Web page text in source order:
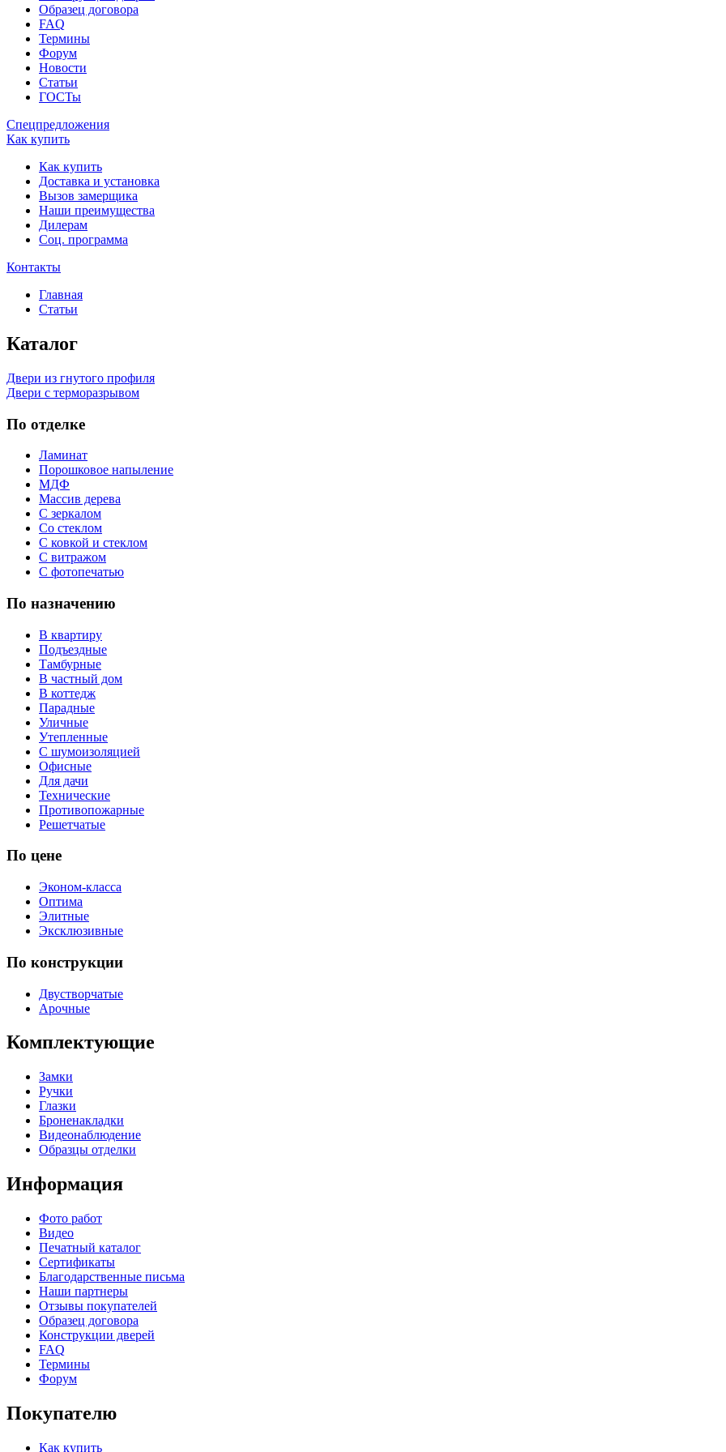
Образец договора
FAQ
Термины
Форум
Новости
Статьи
ГОСТы
Спецпредложения
Как купить
Как купить
Доставка и установка
Вызов замерщика
Наши преимущества
Дилерам
Соц. программа
Контакты
Главная
Статьи
Каталог
Двери из гнутого профиля
Двери с терморазрывом
По отделке
Ламинат
Порошковое напыление
МДФ
Массив дерева
С зеркалом
Со стеклом
С ковкой и стеклом
С витражом
С фотопечатью
По назначению
В квартиру
Подъездные
Тамбурные
В частный дом
В коттедж
Парадные
Уличные
Утепленные
С шумоизоляцией
Офисные
Для дачи
Технические
Противопожарные
Решетчатые
По цене
Эконом-класса
Оптима
Элитные
Эксклюзивные
По конструкции
Двустворчатые
Арочные
Комплектующие
Замки
Ручки
Глазки
Броненакладки
Видеонаблюдение
Образцы отделки
Информация
Фото работ
Видео
Печатный каталог
Сертификаты
Благодарственные письма
Наши партнеры
Отзывы покупателей
Образец договора
Конструкции дверей
FAQ
Термины
Форум
Покупателю
Как купить